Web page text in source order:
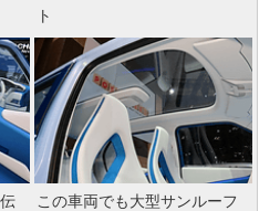
ト
この車両でも大型サンルーフ